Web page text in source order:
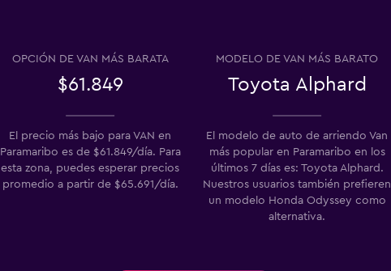
OPCIÓN DE VAN MÁS BARATA
$61.849
MODELO DE VAN MÁS BARATO
Toyota Alphard
El precio más bajo para VAN en
Paramaribo es de $61.849/día. Para
esta zona, puedes esperar precios
promedio a partir de $65.691/día.
El modelo de auto de arriendo Van
más popular en Paramaribo en los
últimos 7 días es: Toyota Alphard.
Nuestros usuarios también prefieren
un modelo Honda Odyssey como
alternativa.